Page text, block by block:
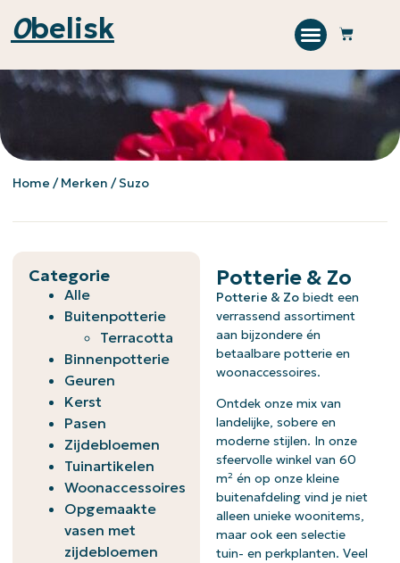
0belisk
Home / Merken / Suzo
Categorie
Alle
Buitenpotterie
Terracotta
Binnenpotterie
Geuren
Kerst
Pasen
Zijdebloemen
Tuinartikelen
Woonaccessoires
Opgemaakte
vasen met
zijdebloemen
Potterie & Zo
Potterie & Zo biedt een
verrassend assortiment
aan bijzondere én
betaalbare potterie en
woonaccessoires.
Ontdek onze mix van
landelijke, sobere en
moderne stijlen. In onze
sfeervolle winkel van 60
m² én op onze kleine
buitenafdeling vind je niet
alleen unieke woonitems,
maar ook een selectie
tuin- en perkplanten. Veel